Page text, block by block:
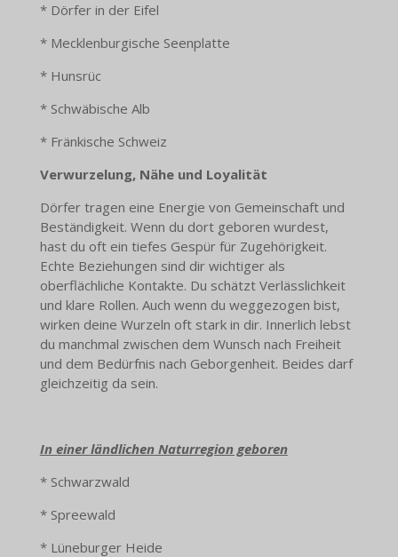
* Dörfer in der Eifel
* Mecklenburgische Seenplatte
* Hunsrüc
* Schwäbische Alb
* Fränkische Schweiz
Verwurzelung, Nähe und Loyalität
Dörfer tragen eine Energie von Gemeinschaft und
Beständigkeit. Wenn du dort geboren wurdest,
hast du oft ein tiefes Gespür für Zugehörigkeit.
Echte Beziehungen sind dir wichtiger als
oberflächliche Kontakte. Du schätzt Verlässlichkeit
und klare Rollen. Auch wenn du weggezogen bist,
wirken deine Wurzeln oft stark in dir. Innerlich lebst
du manchmal zwischen dem Wunsch nach Freiheit
und dem Bedürfnis nach Geborgenheit. Beides darf
gleichzeitig da sein.
In einer ländlichen Naturregion geboren
* Schwarzwald
* Spreewald
* Lüneburger Heide